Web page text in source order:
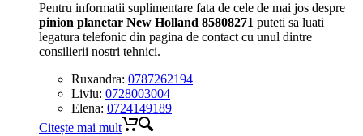
Pentru informatii suplimentare fata de cele de mai jos despre
pinion planetar New Holland 85808271 puteti sa luati
legatura telefonic din pagina de contact cu unul dintre
consilierii nostri tehnici.
Ruxandra: 0787262194
Liviu: 0728003004
Elena: 0724149189
Citește mai mult